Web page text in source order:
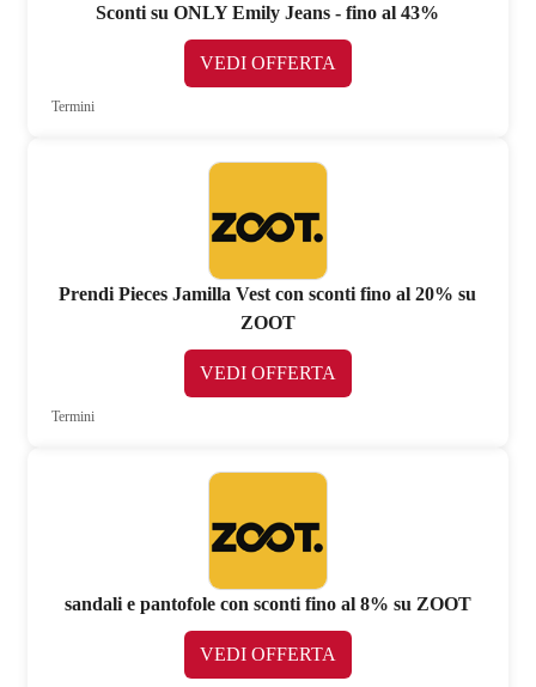
Sconti su ONLY Emily Jeans - fino al 43%
VEDI OFFERTA
Termini
Prendi Pieces Jamilla Vest con sconti fino al 20% su
ZOOT
VEDI OFFERTA
Termini
sandali e pantofole con sconti fino al 8% su ZOOT
VEDI OFFERTA